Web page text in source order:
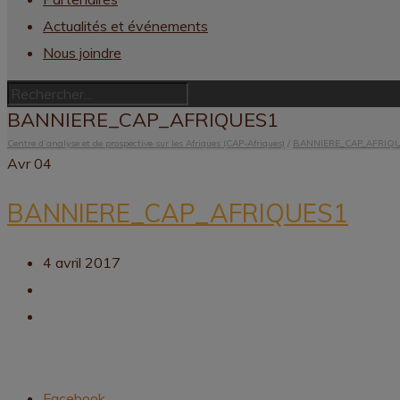
Actualités et événements
Nous joindre
BANNIERE_CAP_AFRIQUES1
Centre d’analyse et de prospective sur les Afriques (CAP-Afriques) /
Avr 04
BANNIERE_CAP_AFRIQUES1
4 avril 2017